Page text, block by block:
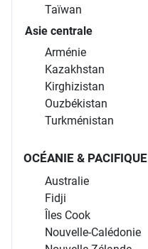
Taïwan
Asie centrale
Arménie
Kazakhstan
Kirghizistan
Ouzbékistan
Turkménistan
OCÉANIE & PACIFIQUE
Australie
Fidji
Îles Cook
Nouvelle-Calédonie